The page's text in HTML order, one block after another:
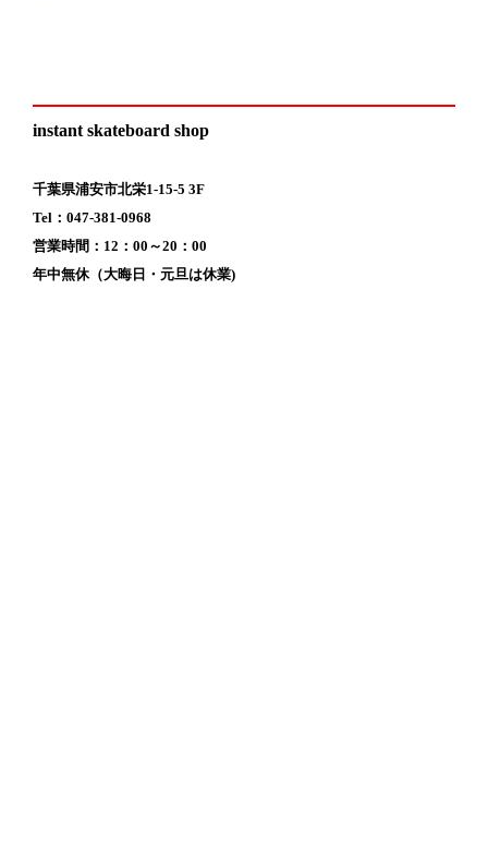
instant skateboard shop
千葉県浦安市北栄1-15-5 3F
Tel：047-381-0968
営業時間：12：00～20：00
年中無休（大晦日・元旦は休業)